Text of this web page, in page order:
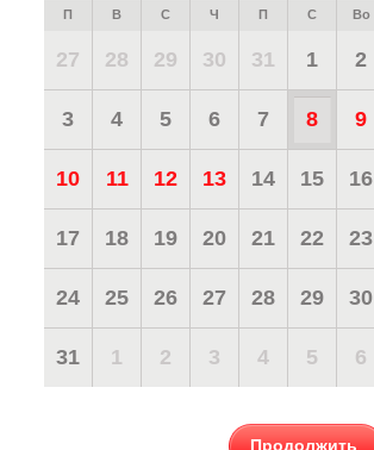
П В С Ч П С Во
27 28 29 30 31 1 2
3 4 5 6 7 8 9
10 11 12 13 14 15 16
17 18 19 20 21 22 23
24 25 26 27 28 29 30
31 1 2 3 4 5 6
Продолжить